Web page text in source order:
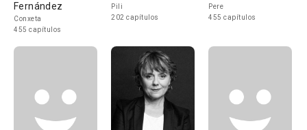
Fernández
Conxeta
455 capítulos
Pili
202 capítulos
Pere
455 capítulos